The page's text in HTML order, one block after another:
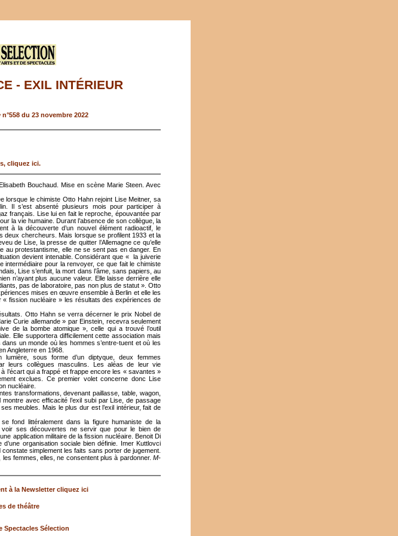
- EXIL INTÉRIEUR
n°558 du 23 novembre 2022
cliquez ici.
Bouchaud. Mise en scène Marie Steen. Avec
lorsque le chimiste Otto Hahn rejoint Lise Meitner, sa
Il s’est absenté plusieurs mois pour participer à
français. Lise lui en fait le reproche, épouvantée par
la vie humaine. Durant l’absence de son collègue, la
à la découverte d’un nouvel élément radioactif, le
deux chercheurs. Mais lorsque se profilent 1933 et la
de Lise, la presse de quitter l’Allemagne ce qu’elle
au protestantisme, elle ne se sent pas en danger. En
devient intenable. Considérant que « la juiverie
intermédiaire pour la renvoyer, ce que fait le chimiste
Lise s’enfuit, la mort dans l’âme, sans papiers, au
n’ayant plus aucune valeur. Elle laisse derrière elle
pas de laboratoire, pas non plus de statut ». Otto
mises en œuvre ensemble à Berlin et elle les
fission nucléaire » les résultats des expériences de
Otto Hahn se verra décerner le prix Nobel de
Curie allemande » par Einstein, recevra seulement
de la bombe atomique », celle qui a trouvé l’outil
Elle supportera difficilement cette association mais
un monde où les hommes s’entre-tuent et où les
Angleterre en 1968.
sous forme d’un diptyque, deux femmes
leurs collègues masculins. Les aléas de leur vie
l’écart qui a frappé et frappe encore les « savantes »
exclues. Ce premier volet concerne donc Lise
nucléaire.
transformations, devenant paillasse, table, wagon,
avec efficacité l’exil subi par Lise, de passage
meubles. Mais le plus dur est l’exil intérieur, fait de
fond littéralement dans la figure humaniste de la
ses découvertes ne servir que pour le bien de
application militaire de la fission nucléaire. Benoit Di
organisation sociale bien définie. Imer Kuttlovci
simplement les faits sans porter de jugement.
femmes, elles, ne consentent plus à pardonner. M-
à la Newsletter cliquez ici
de théâtre
Spectacles Sélection